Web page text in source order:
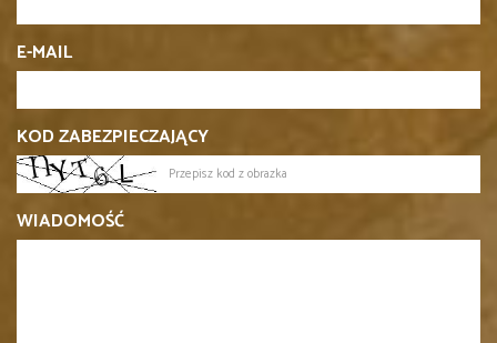
E-MAIL
KOD ZABEZPIECZAJĄCY
WIADOMOŚĆ